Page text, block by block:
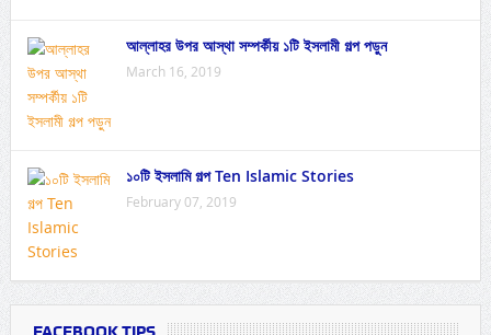
আল্লাহর উপর আস্থা সম্পর্কীয় ১টি ইসলামী গল্প পড়ুন
March 16, 2019
১০টি ইসলামি গল্প Ten Islamic Stories
February 07, 2019